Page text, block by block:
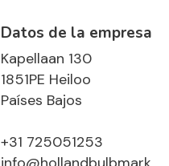
Datos de la empresa
Kapellaan 130
1851PE Heiloo
Países Bajos
+31 725051253